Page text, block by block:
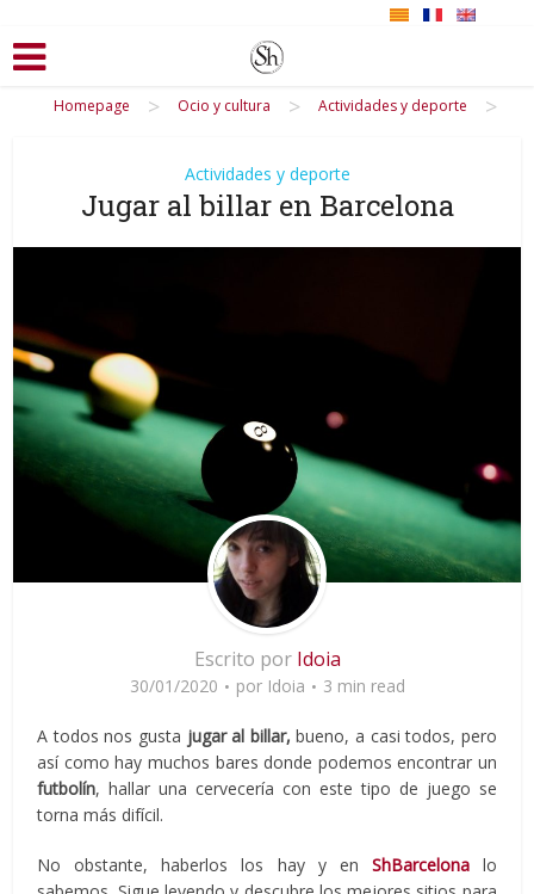
Homepage > Ocio y cultura > Actividades y deporte >
Actividades y deporte
Jugar al billar en Barcelona
Escrito por Idoia
30/01/2020 por Idoia 3 min read
A todos nos gusta jugar al billar, bueno, a casi todos, pero
así como hay muchos bares donde podemos encontrar un
futbolín, hallar una cervecería con este tipo de juego se
torna más difícil.
No obstante, haberlos los hay y en ShBarcelona lo